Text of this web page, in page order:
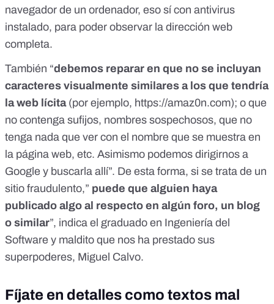
navegador de un ordenador, eso sí con antivirus
instalado, para poder observar la dirección web
completa.
También “debemos reparar en que no se incluyan
caracteres visualmente similares a los que tendría
la web lícita(por ejemplo, https://amaz0n.com); o que
no contenga sufijos, nombres sospechosos, que no
tenga nada que ver con el nombre que se muestra en
la página web, etc. Asimismo podemos dirigirnos a
Google y buscarla allí”. De esta forma, si se trata de un
sitio fraudulento,” puede que alguien haya
publicado algo al respecto en algún foro, un blog
o similar”, indica el graduado en Ingeniería del
Software y maldito que nos ha prestado sus
superpoderes, Miguel Calvo.
Fíjate en detalles como textos mal